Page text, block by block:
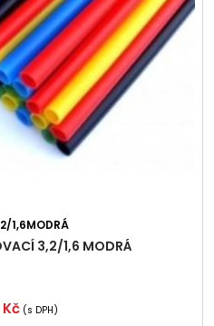
1,6MODRÁ
3,2/1,6 MODRÁ
Kč (s DPH)